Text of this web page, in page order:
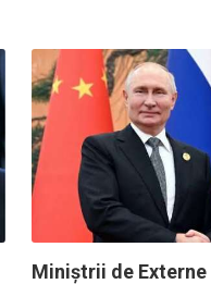
Miniștrii de Externe